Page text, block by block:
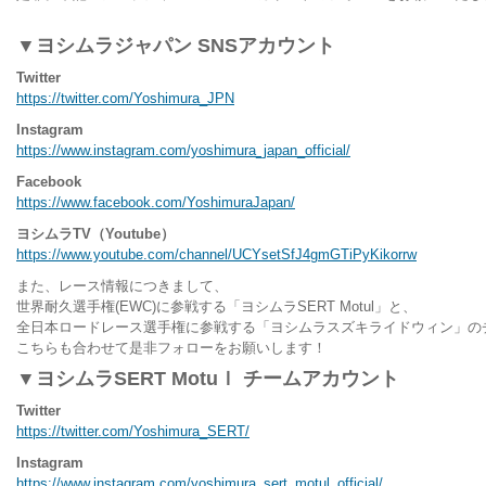
▼ヨシムラジャパン SNSアカウント
Twitter
https://twitter.com/Yoshimura_JPN
Instagram
https://www.instagram.com/yoshimura_japan_official/
Facebook
https://www.facebook.com/YoshimuraJapan/
ヨシムラTV（Youtube）
https://www.youtube.com/channel/UCYsetSfJ4gmGTiPyKikorrw
また、レース情報につきまして、
世界耐久選手権(EWC)に参戦する「ヨシムラSERT Motul」と、
全日本ロードレース選手権に参戦する「ヨシムラスズキライドウィン」
こちらも合わせて是非フォローをお願いします！
▼ヨシムラSERT Motuｌ チームアカウント
Twitter
https://twitter.com/Yoshimura_SERT/
Instagram